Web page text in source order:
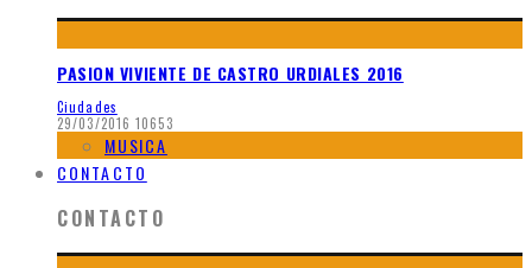
PASION VIVIENTE DE CASTRO URDIALES 2016
Ciudades
29/03/2016 10653
MUSICA
CONTACTO
CONTACTO